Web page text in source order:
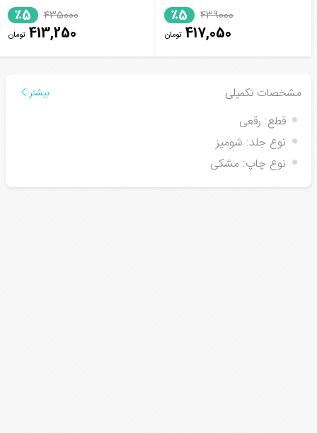
439000
٪5
417,050 تومان
435000
٪5
413,250 تومان
مشخصات تکمیلی بیشتر
قطع: رقعی
نوع جلد: شومیز
نوع چاپ: مشکی